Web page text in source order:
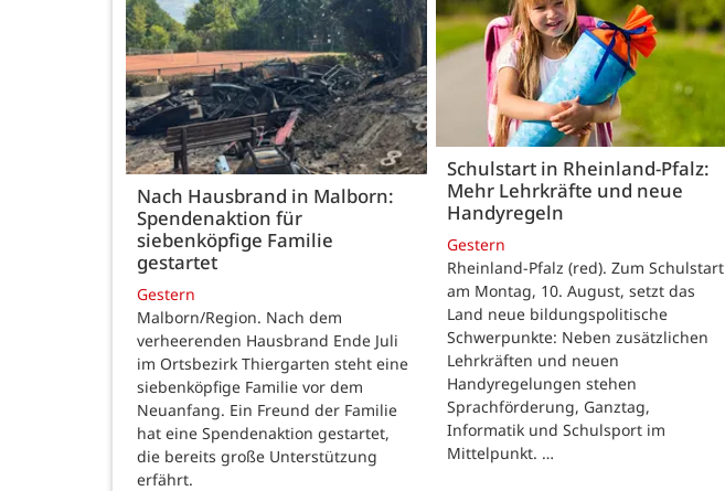
Nach Hausbrand in Malborn:
Spendenaktion für
siebenköpfige Familie
gestartet
Gestern
Malborn/Region. Nach dem
verheerenden Hausbrand Ende Juli
im Ortsbezirk Thiergarten steht eine
siebenköpfige Familie vor dem
Neuanfang. Ein Freund der Familie
hat eine Spendenaktion gestartet,
die bereits große Unterstützung
erfährt.
Schulstart in Rheinland-Pfalz:
Mehr Lehrkräfte und neue
Handyregeln
Gestern
Rheinland-Pfalz (red). Zum Schulstart
am Montag, 10. August, setzt das
Land neue bildungspolitische
Schwerpunkte: Neben zusätzlichen
Lehrkräften und neuen
Handyregelungen stehen
Sprachförderung, Ganztag,
Informatik und Schulsport im
Mittelpunkt. …